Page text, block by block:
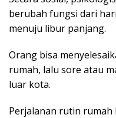
berubah fungsi dari
menuju libur panjang.
Orang bisa
rumah, lalu sore atau
luar kota.
Perjalanan rutin